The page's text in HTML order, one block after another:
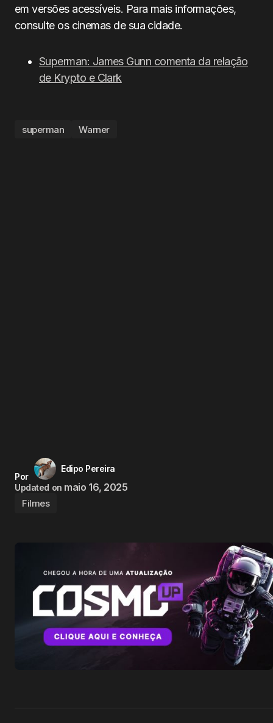
em versões acessíveis. Para mais informações,
consulte os cinemas de sua cidade.
Superman: James Gunn comenta da relação
de Krypto e Clark
superman Warner
Por
Edipo Pereira
Updated on maio 16, 2025
Filmes